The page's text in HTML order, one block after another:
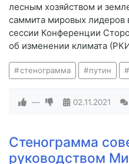
лесным хозяйством и
саммита мировых лидеров
сессии Конференции
об изменении климата
стенограмма путин
— 02.11.2021
Стенограмма
руководством